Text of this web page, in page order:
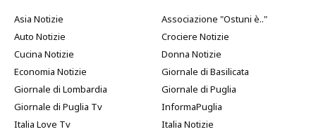
Asia Notizie
Associazione "Ostuni è.."
Auto Notizie
Crociere Notizie
Cucina Notizie
Donna Notizie
Economia Notizie
Giornale di Basilicata
Giornale di Lombardia
Giornale di Puglia
Giornale di Puglia Tv
InformaPuglia
Italia Love Tv
Italia Notizie